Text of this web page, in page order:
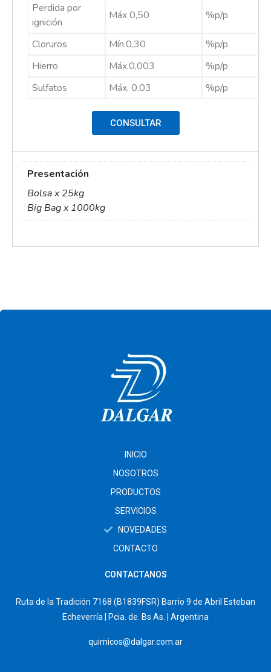
Perdida por
ignición
Máx 0,50 %p/p
Cloruros Mín.0,30
%p/p
Hierro
Máx.0,003
%p/p
Sulfatos
Máx. 0.03 %p/p
CONSULTAR
Presentación
Bolsa x 25kg
Big Bag x 1000kg
INICIO
NOSOTROS
PRODUCTOS
SERVICIOS
NOVEDADES
CONTACTO
CONTACTANOS
Ruta de la Tradición 7168 (B1839FSR) Barrio 9 de Abril Esteban
Echeverría | Pcia. de. Bs As. | Argentina
quimicos@dalgar.com.ar